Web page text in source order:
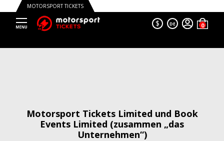
MOTORSPORT TICKETS
$ DE
Motorsport Tickets Limited und Book
Events Limited (zusammen „das
Unternehmen“)